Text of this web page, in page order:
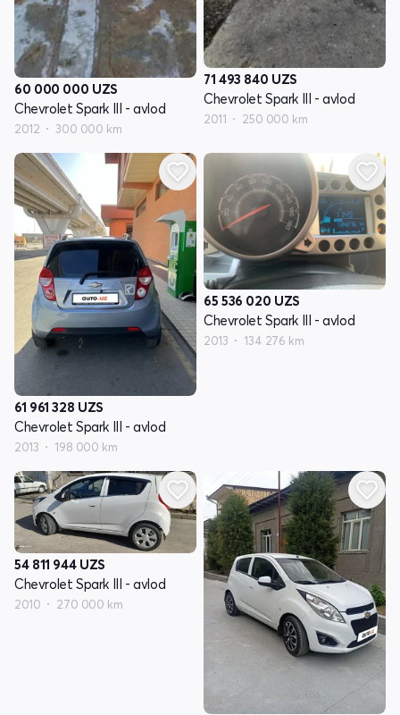
60 000 000 UZS
Chevrolet Spark III - avlod
2012 300 000 km
71 493 840 UZS
Chevrolet Spark III - avlod
2011 250 000 km
61 961 328 UZS
Chevrolet Spark III - avlod
2013 198 000 km
65 536 020 UZS
Chevrolet Spark III - avlod
2013 134 276 km
54 811 944 UZS
Chevrolet Spark III - avlod
2010 270 000 km